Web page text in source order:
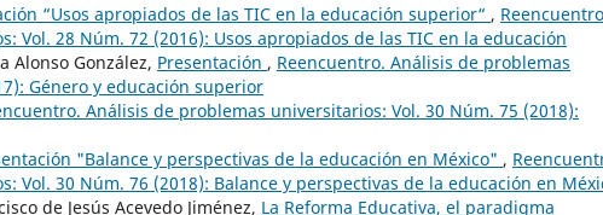
“Usos apropiados de las TIC en la educación superior“ ,
Vol. 28 Núm. 72 (2016): Usos apropiados de las TIC en la educación
Alonso González, Presentación , Reencuentro. Análisis de problemas
Género y educación superior
Análisis de problemas universitarios: Vol. 30 Núm. 75 (2018):
"Balance y perspectivas de la educación en México" ,
Vol. 30 Núm. 76 (2018): Balance y perspectivas de la educación en
de Jesús Acevedo Jiménez, La Reforma Educativa, el paradigma